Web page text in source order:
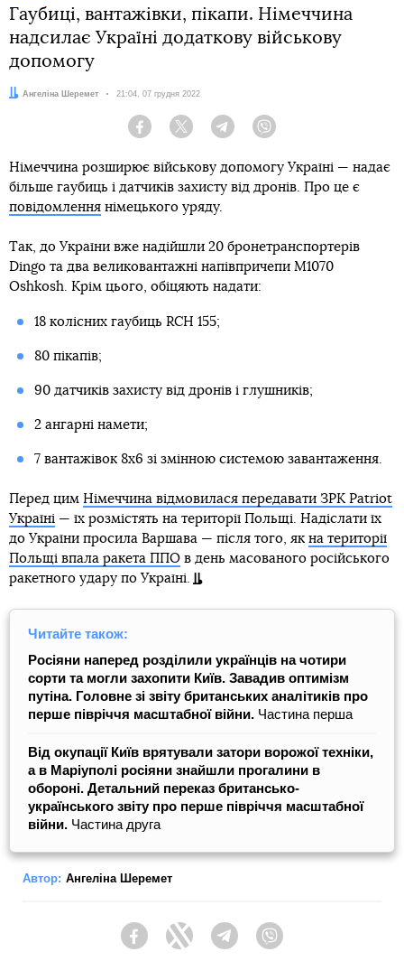
Гаубиці, вантажівки, пікапи. Німеччина
надсилає Україні додаткову військову
допомогу
Автор:
Ангеліна Шеремет Дата:
21:04, 07 грудня 2022
Facebook Twitter Telegram
Німеччина розширює військову допомогу Україні — надає
більше гаубиць і датчиків захисту від дронів. Про це є
повідомлення німецького уряду.
Так, до України вже надійшли 20 бронетранспортерів
Dingo та два великовантажні напівпричепи M1070
Oshkosh. Крім цього, обіцяють надати:
18 колісних гаубиць RCH 155;
80 пікапів;
90 датчиків захисту від дронів і глушників;
2 ангарні намети;
7 вантажівок 8x6 зі змінною системою завантаження.
Перед цим Німеччина відмовилася передавати ЗРК Patriot
Україні — їх розмістять на території Польщі. Надіслати їх
до України просила Варшава — після того, як на території
Польщі впала ракета ППО в день масованого російського
ракетного удару по Україні.
Читайте також:
Росіяни наперед розділили українців на чотири
сорти та могли захопити Київ. Завадив оптимізм
путіна. Головне зі звіту британських аналітиків про
перше півріччя масштабної війни. Частина перша
Від окупації Київ врятували затори ворожої техніки,
а в Маріуполі росіяни знайшли прогалини в
обороні. Детальний переказ британсько-
українського звіту про перше півріччя масштабної
війни. Частина друга
Автор: Ангеліна Шеремет
FacebookTwitter Telegram